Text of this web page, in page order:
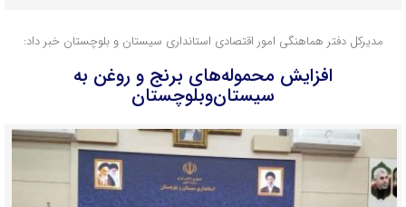
مدیرکل دفتر هماهنگی امور اقتصادی استانداری سیستان و بلوچستان خبر داد:
افزایش محموله‌های برنج و روغن به
سیستان‌وبلوچستان